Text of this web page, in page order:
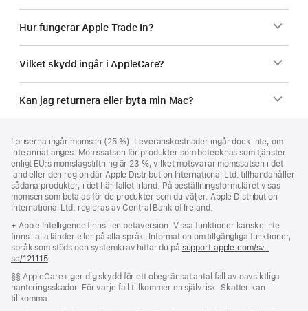
Hur fungerar Apple Trade In?
Vilket skydd ingår i AppleCare?
Kan jag returnera eller byta min Mac?
I priserna ingår momsen (25 %). Leveranskostnader ingår dock inte, om
inte annat anges. Momssatsen för produkter som betecknas som tjänster
enligt EU:s momslagstiftning är 23 %, vilket motsvarar momssatsen i det
land eller den region där Apple Distribution International Ltd. tillhandahåller
sådana produkter, i det här fallet Irland. På beställningsformuläret visas
momsen som betalas för de produkter som du väljer. Apple Distribution
International Ltd. regleras av Central Bank of Ireland.
Fotnot
± Apple Intelligence finns i en betaversion. Vissa funktioner kanske inte
finns i alla länder eller på alla språk. Information om tillgängliga funktioner,
språk som stöds och systemkrav hittar du på support.apple.com/sv-
se/121115(Öppnas
ett
nytt
fönster)
.
Fotnot
§§ AppleCare+ ger dig skydd för ett obegränsat antal fall av oavsiktliga
hanteringsskador. För varje fall tillkommer en självrisk. Skatter kan
tillkomma.